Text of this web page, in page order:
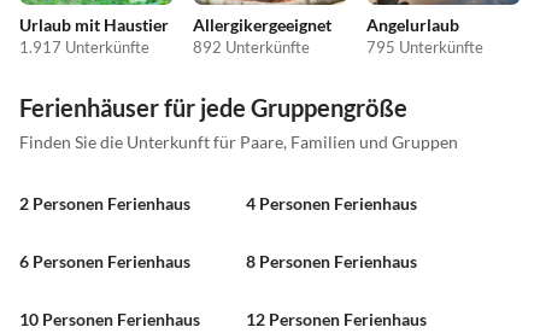
Urlaub mit Haustier
1.917 Unterkünfte
Allergikergeeignet
892 Unterkünfte
Angelurlaub
795 Unterkünfte
Ferienhäuser für jede Gruppengröße
Finden Sie die Unterkunft für Paare, Familien und Gruppen
2 Personen Ferienhaus 4 Personen Ferienhaus
6 Personen Ferienhaus 8 Personen Ferienhaus
10 Personen Ferienhaus 12 Personen Ferienhaus